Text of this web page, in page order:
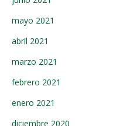
mayo 2021
abril 2021
marzo 2021
febrero 2021
enero 2021
diciembre 2020